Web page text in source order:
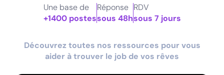
Une base de
+1400 postes
Réponse
sous 48h
RDV
sous 7 jours
Découvrez toutes nos ressources pour vous
aider à trouver le job de vos rêves